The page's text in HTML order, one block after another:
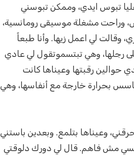
تبوس ايدي، وممكن تبوسني
وراحت مشغلة موسيقى رومانسية،
لي اعمل زيها. وأنا طبعاً
رجلها، وهي تبتسموتقول لي عادي
حوالين رقبتها وعيناها كانت
بحرارة خارجة مع أنفاسها، وهي
وعيناها بتلمع. وبعدين باستني
مش فاهم. قال لي دورك دلوقتي